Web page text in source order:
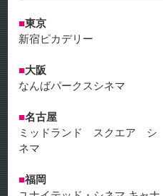
■東京
新宿ピカデリー
■大阪
なんばパークスシネマ
■名古屋
ミッドランド スクエア シ
ネマ
■福岡